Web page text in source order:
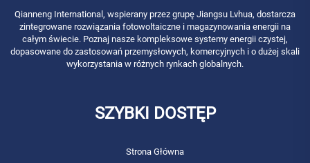
Qianneng International, wspierany przez grupę Jiangsu Lvhua, dostarcza
zintegrowane rozwiązania fotowoltaiczne i magazynowania energii na
całym świecie. Poznaj nasze kompleksowe systemy energii czystej,
dopasowane do zastosowań przemysłowych, komercyjnych i o dużej skali
wykorzystania w różnych rynkach globalnych.
SZYBKI DOSTĘP
Strona Główna